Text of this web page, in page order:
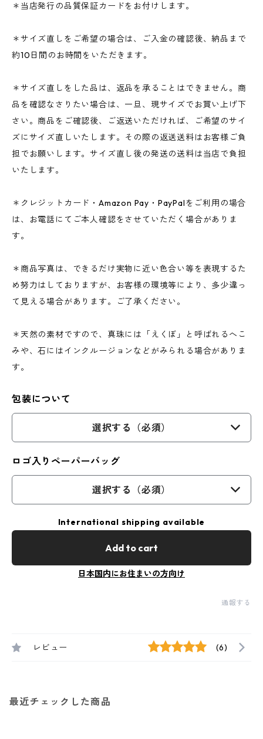
＊当店発行の品質保証カードをお付けします。
＊サイズ直しをご希望の場合は、ご入金の確認後、納品まで
約10日間のお時間をいただきます。
＊サイズ直しをした品は、返品を承ることはできません。商
品を確認なさりたい場合は、一旦、現サイズでお買い上げ下
さい。商品をご確認後、ご返送いただければ、ご希望のサイ
ズにサイズ直しいたします。その際の返送送料はお客様ご負
担でお願いします。サイズ直し後の発送の送料は当店で負担
いたします。
＊クレジットカード・Amazon Pay・PayPalをご利用の場合
は、お電話にてご本人確認をさせていただく場合がありま
す。
＊商品写真は、できるだけ実物に近い色合い等を表現するた
め努力はしておりますが、お客様の環境等により、多少違っ
て見える場合があります。ご了承ください。
＊天然の素材ですので、真珠には「えくぼ」と呼ばれるへこ
みや、石にはインクルージョンなどがみられる場合がありま
す。
包装について
選択する（必須）
ロゴ入りペーパーバッグ
選択する（必須）
International shipping available
Add to cart
日本国内にお住まいの方向け
通報する
レビュー (6)
最近チェックした商品